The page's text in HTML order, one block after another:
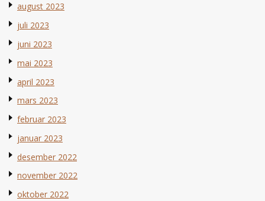
august 2023
juli 2023
juni 2023
mai 2023
april 2023
mars 2023
februar 2023
januar 2023
desember 2022
november 2022
oktober 2022